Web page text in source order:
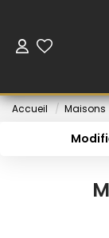
Accueil Maisons